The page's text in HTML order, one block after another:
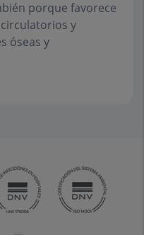
porque favorece
y
óseas y